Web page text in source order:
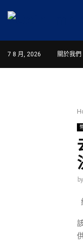
7 8 月, 2026 關於我們
by